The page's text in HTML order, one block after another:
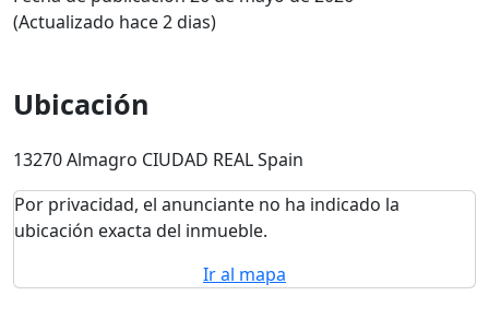
(Actualizado hace 2 dias)
Ubicación
13270 Almagro CIUDAD REAL Spain
Por privacidad, el anunciante no ha indicado la
ubicación exacta del inmueble.
Ir al mapa